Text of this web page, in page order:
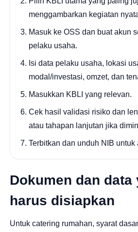
menggambarkan kegiatan
Masuk ke OSS dan buat akun
pelaku usaha.
Isi data pelaku usaha, lokasi
modal/investasi, omzet, dan
Masukkan KBLI yang relevan.
Cek hasil validasi risiko dan
atau tahapan lanjutan jika
Terbitkan dan unduh NIB untuk
Dokumen dan data
harus disiapkan
Untuk catering rumahan, syarat